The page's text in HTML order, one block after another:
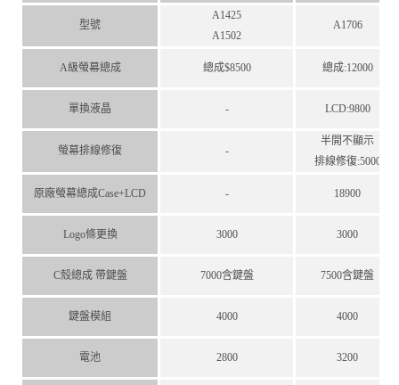
型號
A1425
A1502
A1706
A級螢幕總成 總成$8500 總成:12000
單換液晶 - LCD:9800
螢幕排線修復 -
半開不顯示
排線修復:5000
原廠螢幕總成Case+LCD - 18900
Logo條更換 3000 3000
C殼總成 帶鍵盤 7000含鍵盤 7500含鍵盤
鍵盤模組 4000 4000
電池 2800 3200